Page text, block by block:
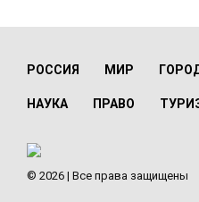
РОССИЯ МИР
НАУКА ПРАВО
© 2026 | Все права защищены